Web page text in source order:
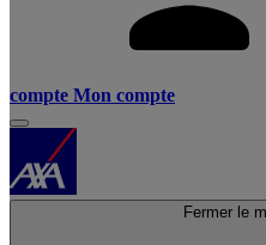
compte Mon compte
Fermer le